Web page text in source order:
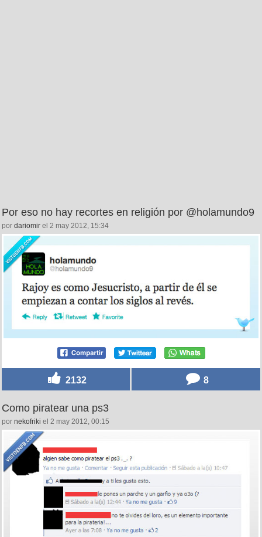
Por eso no hay recortes en religión por @holamundo9
por dariomir el 2 may 2012, 15:34
2132 8
Como piratear una ps3
por nekofriki el 2 may 2012, 00:15